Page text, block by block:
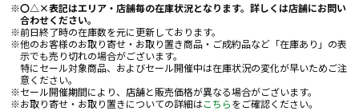
〇△×表記はエリア・店舗毎の在庫状況となります。詳しくは店舗にお問い
合わせください。
前日終了時の在庫数を元に更新しております。
他のお客様のお取り寄せ・お取り置き商品・ご成約品など「在庫あり」の表
示でも売り切れの場合がございます。
特にセール対象商品、およびセール開催中は在庫状況の変化が早いためご注
意ください。
セール開催期間により、店舗と販売価格が異なる場合がございます。
お取り寄せ・お取り置きについての詳細はこちらをご確認ください。